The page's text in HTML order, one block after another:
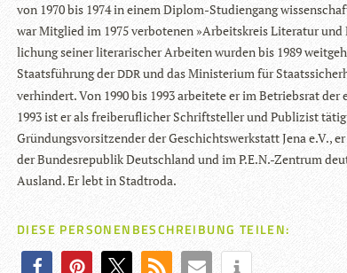
von 1970 bis 1974 in einem Diplom-Stu­di­en­gang
war Mit­glied im 1975 ver­bo­te­nen »Arbeits­kreis Lite­ra­tur
li­chung sei­ner lite­ra­ri­scher Arbei­ten wur­den bis 1989
Staats­füh­rung derDDRund das Minis­te­rium für
ver­hin­dert. Von 1990 bis 1993 arbei­tete er im Betriebs­rat
1993 ist er als frei­be­ruf­li­cher Schrift­stel­ler und Publi­zist
Grün­dungs­vor­sit­zen­der der Geschichts­werk­statt Jena e.V.,
der Bun­des­re­pu­blik Deutsch­land und im P.E.N.-Zentrum
Aus­land. Er lebt in Stadtroda.
DIESE PERSONENBESCHREIBUNG TEILEN: